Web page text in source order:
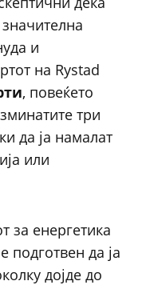
и
на Rystad
, повеќето
три
да ја намалат
или
за енергетика
подготвен да ја
дојде до